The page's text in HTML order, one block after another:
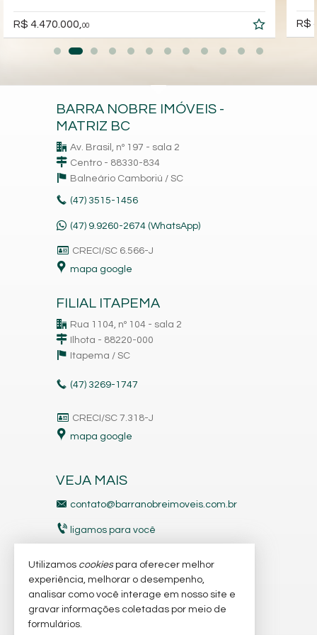
R$ 4.515.000,
BARRA NOBRE IMÓVEIS -
MATRIZ BC
Av. Brasil, nº 197 - sala 2
Centro - 88330-834
Balneário Camboriú / SC
(47) 3515-1456
(47) 9.9260-2674 (WhatsApp)
CRECI/SC 6.566-J
mapa google
FILIAL ITAPEMA
Rua 1104, nº 104 - sala 2
Ilhota - 88220-000
Itapema / SC
(47) 3269-1747
CRECI/SC 7.318-J
mapa google
VEJA MAIS
contato@barranobreimoveis.com.br
ligamos para você
indicadores financeiros
imóveis favoritos
Utilizamos cookiespara oferecer melhor
experiência, melhorar o desempenho,
analisar como você interage em nosso site e
gravar informações coletadas por meio de
formulários.